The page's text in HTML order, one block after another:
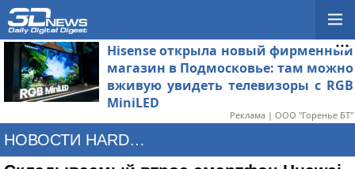
Hisense открыла новый фирменный
магазин в Подмосковье: там можно
вживую увидеть телевизоры с RGB
MiniLED
Реклама | ООО "Горенье БТ"
НОВОСТИ HARDWARE